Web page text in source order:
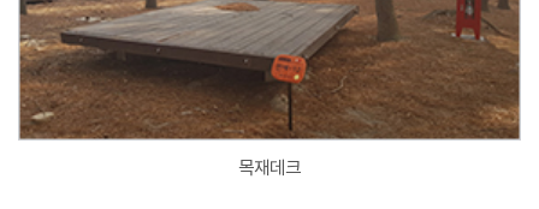
목재데크